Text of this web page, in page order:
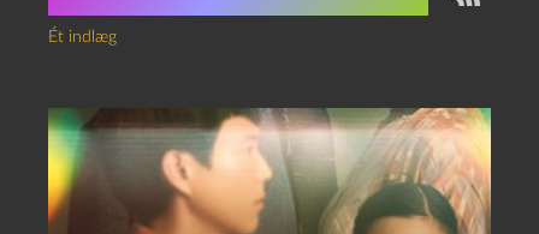
Ét indlæg